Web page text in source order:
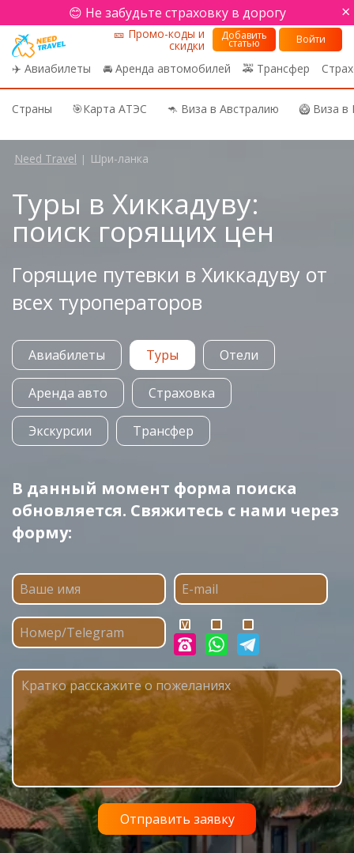
😊 Не забудьте страховку в дорогу ×
✈️ Авиабилеты 🚘 Аренда автомобилей 🚕 Трансфер
🎫 Промо-коды и
скидки
Добавить
статью Войти
Страны 🎯Карта АТЭС 🦘 Виза в Австралию 🥝 Виза
Need Travel | Шри-ланка
Туры в Хиккадуву:
поиск горящих цен
Горящие путевки в Хиккадуву от
всех туроператоров
Авиабилеты Туры Отели
Аренда авто Страховка
Экскурсии Трансфер
В данный момент форма поиска
обновляется. Свяжитесь с нами через
форму: